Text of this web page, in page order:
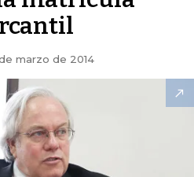
marzo de 2014